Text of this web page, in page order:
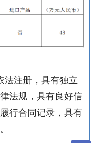
法注册，具有独立
法规，具有良好信
行合同记录，具有